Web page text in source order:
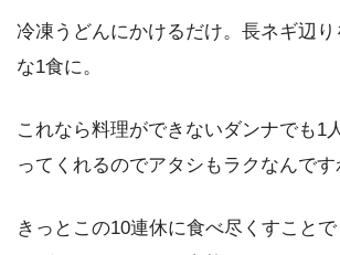
冷凍うどんにかけるだけ。長ネギ辺
な1食に。
これなら料理ができないダンナでも1
ってくれるのでアタシもラクなんです
きっとこの10連休に食べ尽くすこと